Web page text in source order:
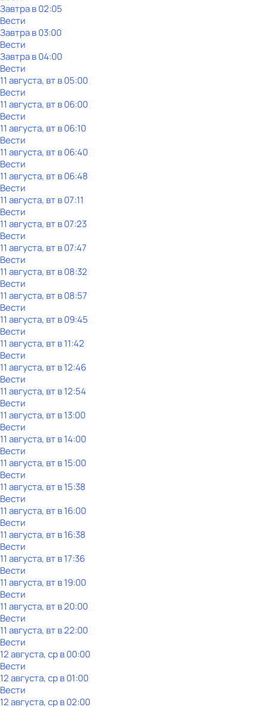
Завтра в 02:05
Вести
Завтра в 03:00
Вести
Завтра в 04:00
Вести
11 августа, вт в 05:00
Вести
11 августа, вт в 06:00
Вести
11 августа, вт в 06:10
Вести
11 августа, вт в 06:40
Вести
11 августа, вт в 06:48
Вести
11 августа, вт в 07:11
Вести
11 августа, вт в 07:23
Вести
11 августа, вт в 07:47
Вести
11 августа, вт в 08:32
Вести
11 августа, вт в 08:57
Вести
11 августа, вт в 09:45
Вести
11 августа, вт в 11:42
Вести
11 августа, вт в 12:46
Вести
11 августа, вт в 12:54
Вести
11 августа, вт в 13:00
Вести
11 августа, вт в 14:00
Вести
11 августа, вт в 15:00
Вести
11 августа, вт в 15:38
Вести
11 августа, вт в 16:00
Вести
11 августа, вт в 16:38
Вести
11 августа, вт в 17:36
Вести
11 августа, вт в 19:00
Вести
11 августа, вт в 20:00
Вести
11 августа, вт в 22:00
Вести
12 августа, ср в 00:00
Вести
12 августа, ср в 01:00
Вести
12 августа, ср в 02:00